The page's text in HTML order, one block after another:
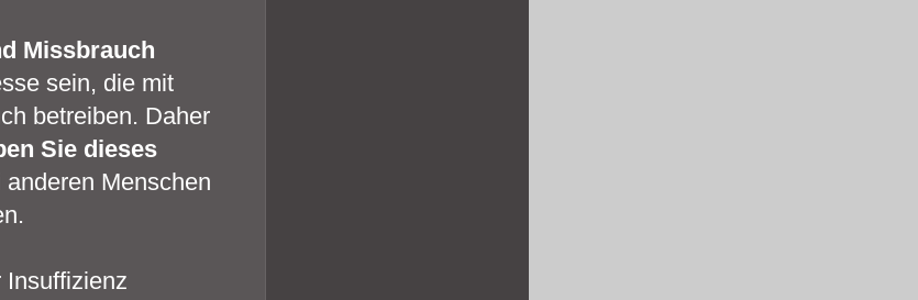
Missbrauch
sein, die mit
betreiben. Daher
Sie dieses
Menschen
Insuffizienz